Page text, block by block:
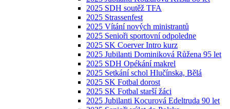
2025 SDH soutěž TFA
2025 Strassenfest
2025 Vítání nových ministrantů
2025 Senioři sportovní odpoledne
2025 SK Coerver Intro kurz
2025 Jubilanti Dominiková Růžena 95 let
2025 SDH Opékání makrel
2025 Setkání schol Hlučínska, Bělá
2025 SK Fotbal dorost
2025 SK Fotbal starší žáci
2025 Jubilanti Kocurová Edeltruda 90 let